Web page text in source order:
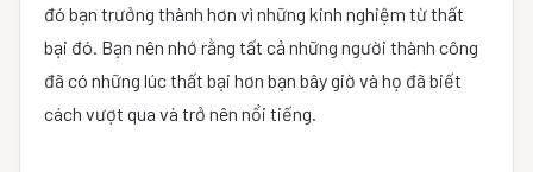
đó bạn trưởng thành hơn vì những kinh nghiệm từ thất
bại đó. Bạn nên nhớ rằng tất cả những người thành công
đã có những lúc thất bại hơn bạn bây giờ và họ đã biết
cách vượt qua và trở nên nổi tiếng.